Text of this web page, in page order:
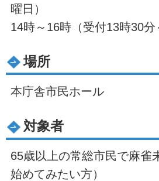
曜日）
14時～16時（受付13時30分
場所
本庁舎市民ホール
対象者
65歳以上の常総市民で麻雀
始めてみたい方）